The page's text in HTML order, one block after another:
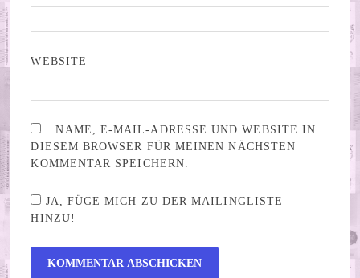
WEBSITE
NAME, E-MAIL-ADRESSE UND WEBSITE IN
DIESEM BROWSER FÜR MEINEN NÄCHSTEN
KOMMENTAR SPEICHERN.
JA, FÜGE MICH ZU DER MAILINGLISTE
HINZU!